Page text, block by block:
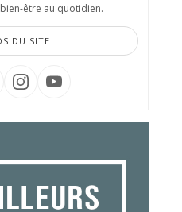
être au quotidien.
DU SITE